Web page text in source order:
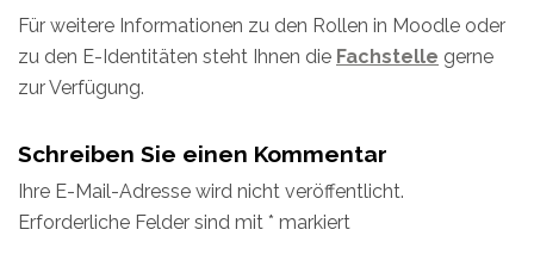
Für weitere Informationen zu den Rollen in Moodle oder
zu den E-Identitäten steht Ihnen die Fachstelle gerne
zur Verfügung.
Schreiben Sie einen Kommentar
Ihre E-Mail-Adresse wird nicht veröffentlicht.
Erforderliche Felder sind mit * markiert